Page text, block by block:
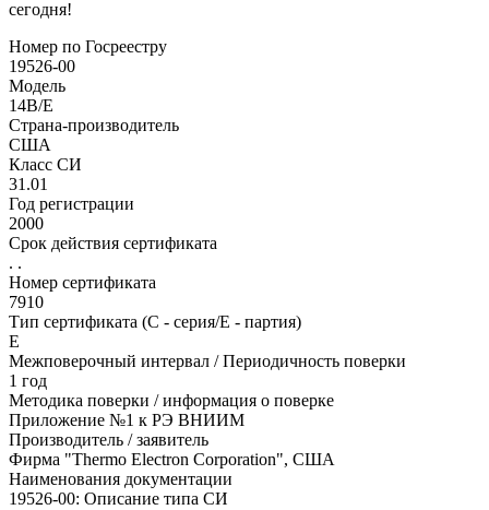
сегодня!
Номер по Госреестру
19526-00
Модель
14B/E
Страна-производитель
США
Класс СИ
31.01
Год регистрации
2000
Срок действия сертификата
. .
Номер сертификата
7910
Тип сертификата (C - серия/E - партия)
Е
Межповерочный интервал / Периодичность поверки
1 год
Методика поверки / информация о поверке
Приложение №1 к РЭ ВНИИМ
Производитель / заявитель
Фирма "Thermo Electron Corporation", США
Наименования документации
19526-00: Описание типа СИ